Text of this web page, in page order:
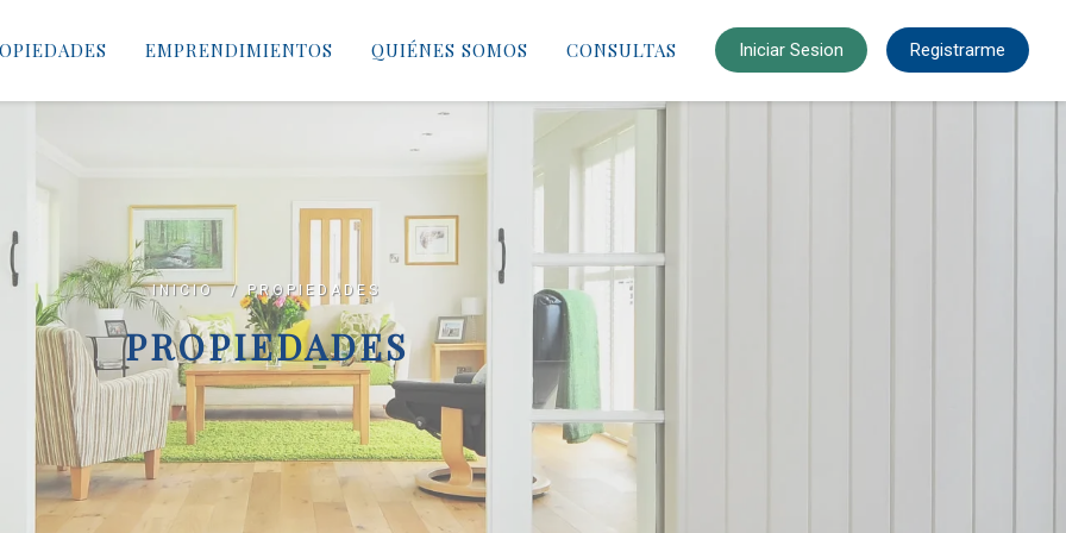
EMPRENDIMIENTOS QUIÉNES SOMOS CONSULTAS Iniciar Sesion Registrarme
INICIO /PROPIEDADES
PROPIEDADES